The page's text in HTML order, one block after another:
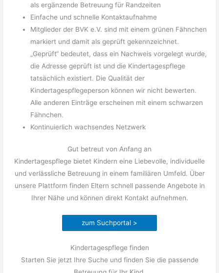
als ergänzende Betreuung für Randzeiten
Einfache und schnelle Kontaktaufnahme
Mitglieder der BVK e.V. sind mit einem grünen Fähnchen
markiert und damit als geprüft gekennzeichnet.
„Geprüft“ bedeutet, dass ein Nachweis vorgelegt wurde,
die Adresse geprüft ist und die Kindertagespflege
tatsächlich existiert. Die Qualität der
Kindertagespflegeperson können wir nicht bewerten.
Alle anderen Einträge erscheinen mit einem schwarzen
Fähnchen.
Kontinuierlich wachsendes Netzwerk
Gut betreut von Anfang an
Kindertagespflege bietet Kindern eine Liebevolle, individuelle
und verlässliche Betreuung in einem familiären Umfeld. Über
unsere Plattform finden Eltern schnell passende Angebote in
Ihrer Nähe und können direkt Kontakt aufnehmen.
zum Suchportal >
Kindertagespflege finden
Starten Sie jetzt Ihre Suche und finden Sie die passende